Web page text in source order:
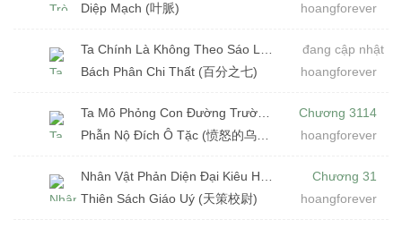
Diệp Mạch (叶脈)
hoangforever
Bách Phân Chi Thất (百分之七)
đang cập nhật
hoangforever
Chương 3114
hoangforever
Thiên Sách Giáo Uý (天策校尉)
Chương 31
hoangforever